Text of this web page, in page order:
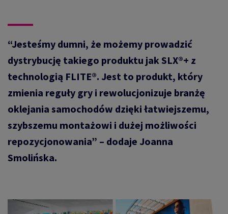
“Jesteśmy dumni, że możemy prowadzić
dystrybucję takiego produktu jak SLX®+ z
technologią FLITE®. Jest to produkt, który
zmienia reguły gry i rewolucjonizuje branżę
oklejania samochodów dzięki łatwiejszemu,
szybszemu montażowi i dużej możliwości
repozycjonowania” – dodaje Joanna
Smolińska.